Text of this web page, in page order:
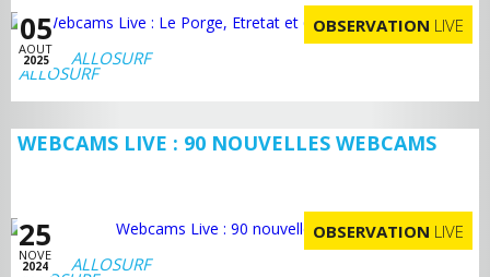
05
AOUT
2025
OBSERVATION LIVE
ALLOSURF
WEBCAMS LIVE : 90 NOUVELLES WEBCAMS
25
NOVE
2024
OBSERVATION LIVE
ALLOSURF